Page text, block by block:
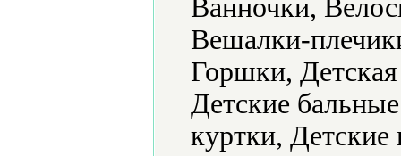
Ванночки,
Вешалки-
Горшки,
Детские
куртки, Детские